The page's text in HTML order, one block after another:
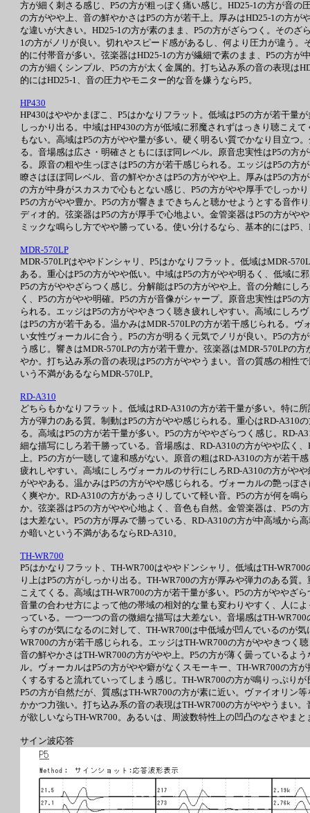
方が細く刺さる感じ、P5の方が粗っぽく痛い感じ。HD25-1の方が音
の方がやや上、音の鮮やかさはP5の方が若干上。厚みはHD25-1の方
な違いが大きい。HD25-1の方が素のまま、P5の方がざらつく。その
1の方がノリが良い。切れやスピード感があるし、何より圧力が違う
的に付帯音が多い。弦楽器はHD25-1の方が繊細で素のまま、P5の方
の方が細くシンプル、P5の方が太く金属的。打ち込み系の音の表現は
的にはHD25-1、音の圧力やモニター的な音を嫌うならP5。
HP430
HP430はややかまぼこ、P5はかなりフラット。低域はP5の方が若干量
しっかり出る。中域はHP430の方が低域に邪魔されずはっきり聴こえ
もない。高域はP5の方がやや量が多い。硬く明るい質でかなり目立つ
る。音場感は広さ・明確さともにほぼ同レベル。原音忠実性はP5の方
る。原音の粗や生っぽさはP5の方が若干感じられる。エッジはP5の
瞭さはほぼ同レベル、音の鮮やかさはP5の方がやや上。厚みはP5の方
の方が中身がスカスカで心もとない感じ、P5の方がやや厚手でしっか
P5の方がやや豊か。P5の方が響きまできちんと聴かせようとする音作
ディオ的。弦楽器はP5の方が厚手で心地よい。金管楽器はP5の方がや
ミックな鳴らし方でやや勝っている。使い分けるなら、基本的にはP5
MDR-570LP
MDR-570LPはややドンシャリ、P5はかなりフラット。低域はMDR-
ある。重心はP5の方がやや低い。中域はP5の方がやや明るく、低域に
P5の方がややざらつく感じ。分解能はP5の方がやや上。音の分離にし
く、P5の方がやや明確。P5の方が音像がシャープ。原音忠実性はP5
られる。エッジはP5の方がややきつく聴き疲れしやすい。高域にしろ
はP5の方が若干ある。温かみはMDR-570LPの方が若干感じられる。
い女性ヴォーカルに合う。P5の方が明るく元気でノリが良い。P5の
う感じ。響きはMDR-570LPの方が若干豊か。弦楽器はMDR-570LPの
やか。打ち込み系の音の表現はP5の方がややうまい。音の質感の相性
いう不満があるならMDR-570LP。
RD-A310
どちらもかなりフラット。低域はRD-A310の方が若干量が多い。特に
方が弾力のある質。制動はP5の方がやや感じられる。重心はRD-A310
る。高域はP5の方が若干量が多い。P5の方がややざらつく感じ。RD-
細な描写にしろ若干勝っている。音場感は、RD-A310の方がやや広く
上。P5の方が一聴して違和感がない。原音の粗はRD-A310の方が若干
疲れしやすい。高域にしろヴォーカルのサ行にしろRD-A310の方がや
がややある。温かみはP5の方がやや感じられる。ヴォーカルの艶っぽ
く爽やか。RD-A310の方があっさりしていて軽い音。P5の方が何を
か。弦楽器はP5の方がやや心地よく、音色も自然。金管楽器は、P5の
は大差ない。P5の方が厚みで勝っている、RD-A310の方が中高域から
か暗いという不満があるならRD-A310。
TH-WR700
P5はかなりフラット、TH-WR700はややドンシャリ。低域はTH-
り上はP5の方がしっかり出る。TH-WR700の方が厚みや弾力のある質
こえてくる。高域はTH-WR700の方が若干量が多い。P5の方がややざ
音量の合わせ方によって他の帯域の相対的な量も変わりやすく、人に
っている。一つ一つの音の微細な描写は大差ない。音場感はTH-
らすのが気になるのに対して、TH-WR700は中低域が凹んでいるのが
WR700の方が若干感じられる。エッジはTH-WR700の方がややきつく
音の鮮やかさはTH-WR700の方がやや上。P5の方が薄く曇っているよ
ル。ヴォーカルはP5の方がやや癖がなくスモーキー、TH-WR700の方
くするすると流れていってしまう感じ。TH-WR700の方が鳴りっぷり
P5の方が自然だが、質感はTH-WR700の方が素に近い。ヴァイオリン
かかつ力強い。打ち込み系の音の表現はTH-WR700の方がややうまい
が欲しいならTH-WR700。あるいは、周波数特性上の凹凸のなさやま
サイン波応答